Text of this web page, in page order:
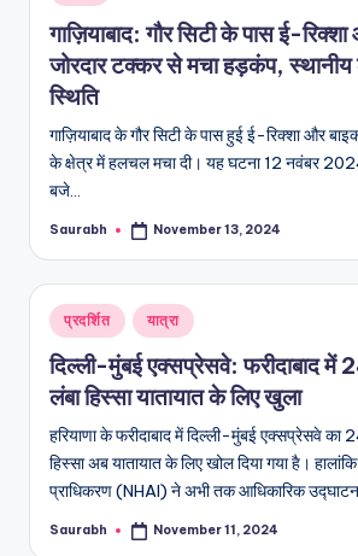
in
गाज़ियाबाद: गौर सिटी के पास ई-
जोरदार टक्कर से मचा हड़कंप, स्थानीय
स्थिति
गाज़ियाबाद के गौर सिटी के पास हुई ई-रिक्शा और
के क्षेत्र में हलचल मचा दी। यह घटना 12 नवंबर
बजे…
Posted
Saurabh November 13, 2024
Posted
in
प्रदर्शित यात्रा
दिल्ली-मुंबई एक्सप्रेसवे: फरीदाबाद में
लंबा हिस्सा यातायात के लिए खुला
हरियाणा के फरीदाबाद में दिल्ली-मुंबई एक्सप्रेसवे का
हिस्सा अब यातायात के लिए खोल दिया गया है। हालांकि,
प्राधिकरण (NHAI) ने अभी तक आधिकारिक
Posted
Saurabh November 11, 2024